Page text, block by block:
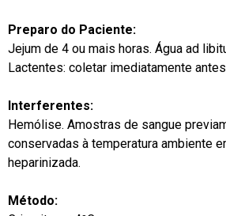
Preparo do Paciente:
Jejum de 4 ou mais horas. Água ad
Lactentes: coletar imediatamente
Interferentes:
Hemólise. Amostras de sangue
conservadas à temperatura ambiente
heparinizada.
Método: